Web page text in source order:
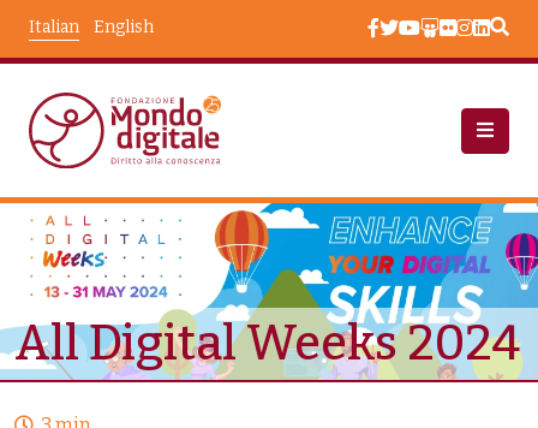
English
Italian
Campagne All Digital Weeks 2024
All Digital Weeks 2024